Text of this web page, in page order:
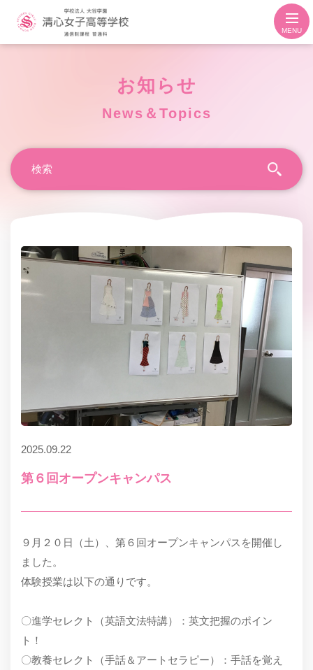
MENU
お知らせ
News＆Topics
2025.09.22
第６回オープンキャンパス
９月２０日（土）、第６回オープンキャンパスを開催し
ました。
体験授業は以下の通りです。
〇進学セレクト（英語文法特講）：英文把握のポイン
ト！
〇教養セレクト（手話＆アートセラピー）：手話を覚え